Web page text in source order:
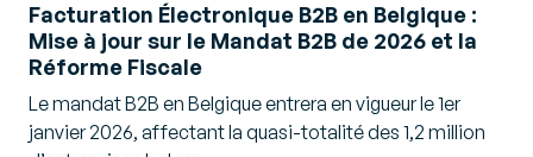
Facturation Électronique B2B en Belgique :
Mise à jour sur le Mandat B2B de 2026 et la
Réforme Fiscale
Le mandat B2B en Belgique entrera en vigueur le 1er
janvier 2026, affectant la quasi-totalité des 1,2 million